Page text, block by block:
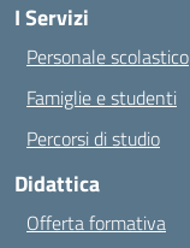
I Servizi
Personale scolastico
Famiglie e studenti
Percorsi di studio
Didattica
Offerta formativa